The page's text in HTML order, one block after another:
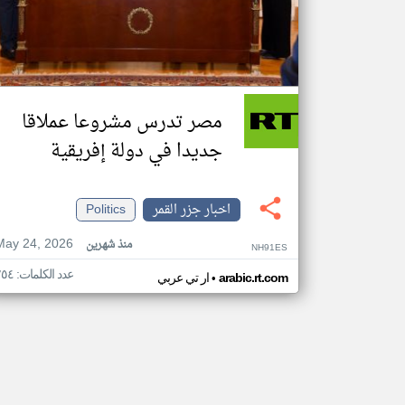
مصر تدرس مشروعا عملاقا
جديدا في دولة إفريقية
اخبار جزر القمر
Politics
24, 2026
منذ شهرين NH91ES
ار تي عربي• arabic.rt.com عدد الكلمات: ٢٥٤